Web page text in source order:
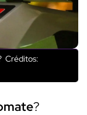
Créditos:
?